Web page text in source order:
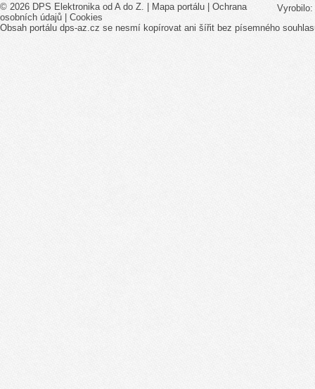
Vyrobilo:
© 2026 DPS Elektronika od A do Z. | Mapa portálu | Ochrana
osobních údajů | Cookies
Obsah portálu dps-az.cz se nesmí kopírovat ani šířit bez písemného